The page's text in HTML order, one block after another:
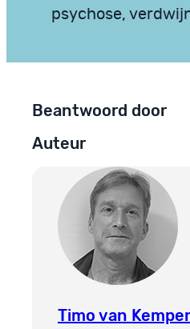
psychose,
Beantwoord door
Auteur
Timo van